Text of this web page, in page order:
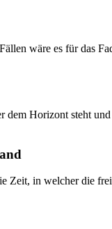
wäre es für das
Horizont steht
Zeit, in welcher die